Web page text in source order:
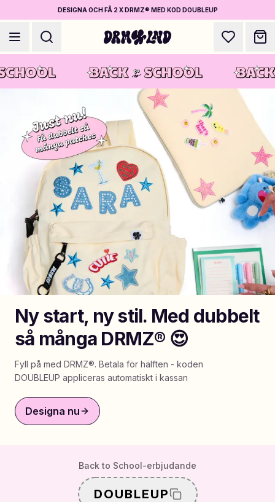
DESIGNA OCH FÅ 2 X DRMZ® MED KOD DOUBLEUP
Designa Accessoarer
Mobilskal, väskor, laptops & mer
Shoppa DRMZ®
Välj och blanda – hundratals unika stick-ons
Designa Smycken
Halsband, armband, bag chains & mer
Massor av berlocker. Hitta dina favoriter.
Alla produkter
Presenter
Limited Editions
Ny start, ny stil. Med dubbelt
så många DRMZ® 😍
Fyll på med DRMZ®. Betala för hälften - koden
DOUBLEUP appliceras automatiskt i kassan
Designa nu
Back to School-erbjudande
DOUBLEUP